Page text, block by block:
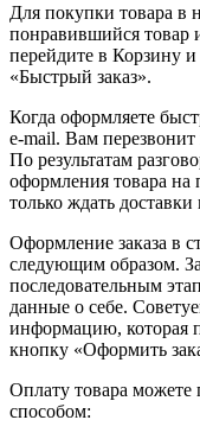
Для покупки товара в
понравившийся товар
перейдите в Корзину
«Быстрый заказ».
Когда оформляете
e-mail. Вам перезвонит
По результатам
оформления товара на
только ждать
Оформление заказа в
следующим образом.
последовательным
данные о себе.
информацию, которая
кнопку «Оформить
Оплату товара
способом: